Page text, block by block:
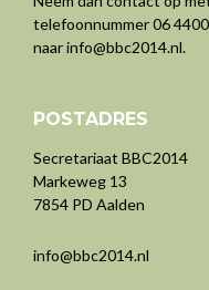
telefoonnummer 06
naarinfo@bbc2014.nl.
POSTADRES
Secretariaat BBC2014
Markeweg 13
7854 PD Aalden
info@bbc2014.nl